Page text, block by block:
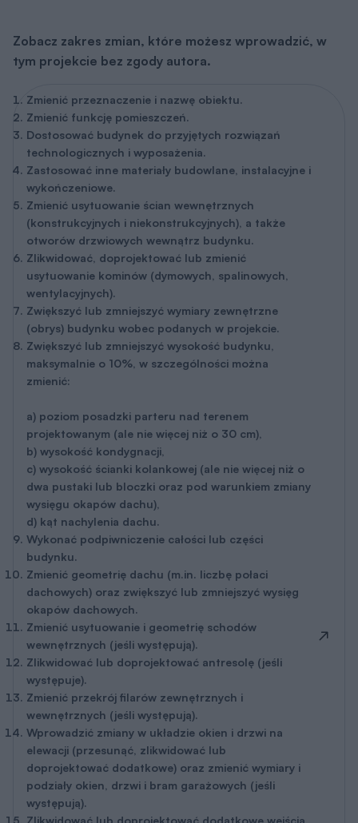
Zobacz zakres zmian, które możesz wprowadzić, w
tym projekcie bez zgody autora.
Zmienić przeznaczenie i nazwę obiektu.
Zmienić funkcję pomieszczeń.
Dostosować budynek do przyjętych rozwiązań
technologicznych i wyposażenia.
Zastosować inne materiały budowlane, instalacyjne i
wykończeniowe.
Zmienić usytuowanie ścian wewnętrznych
(konstrukcyjnych i niekonstrukcyjnych), a także
otworów drzwiowych wewnątrz budynku.
Zlikwidować, doprojektować lub zmienić
usytuowanie kominów (dymowych, spalinowych,
wentylacyjnych).
Zwiększyć lub zmniejszyć wymiary zewnętrzne
(obrys) budynku wobec podanych w projekcie.
Zwiększyć lub zmniejszyć wysokość budynku,
maksymalnie o 10%, w szczególności można
zmienić:
a) poziom posadzki parteru nad terenem
projektowanym (ale nie więcej niż o 30 cm),
b) wysokość kondygnacji,
c) wysokość ścianki kolankowej (ale nie więcej niż o
dwa pustaki lub bloczki oraz pod warunkiem zmiany
wysięgu okapów dachu),
d) kąt nachylenia dachu.
Wykonać podpiwniczenie całości lub części
budynku.
Zmienić geometrię dachu (m.in. liczbę połaci
dachowych) oraz zwiększyć lub zmniejszyć wysięg
okapów dachowych.
Zmienić usytuowanie i geometrię schodów
wewnętrznych (jeśli występują).
Zlikwidować lub doprojektować antresolę (jeśli
występuje).
Zmienić przekrój filarów zewnętrznych i
wewnętrznych (jeśli występują).
Wprowadzić zmiany w układzie okien i drzwi na
elewacji (przesunąć, zlikwidować lub
doprojektować dodatkowe) oraz zmienić wymiary i
podziały okien, drzwi i bram garażowych (jeśli
występują).
Zlikwidować lub doprojektować dodatkowe wejścia